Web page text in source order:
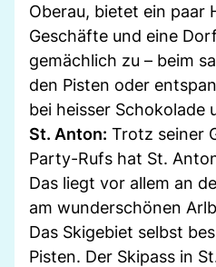
Oberau, bietet ein paar
Geschäfte und eine
gemächlich zu – beim
den Pisten oder
bei heisser Schokolade
St. Anton: Trotz seiner
Party-Rufs hat St.
Das liegt vor allem an
am wunderschönen
Das Skigebiet selbst
Pisten. Der Skipass in